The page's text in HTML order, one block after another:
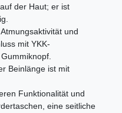
der Haut; er ist
und
mit YKK-
Beinlänge ist mit
Funktionalität und
eine seitliche